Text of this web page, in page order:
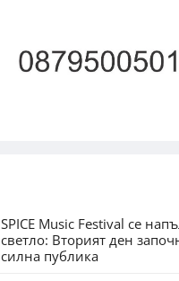
SPICE Music Festival се
светло: Вторият ден
силна публика